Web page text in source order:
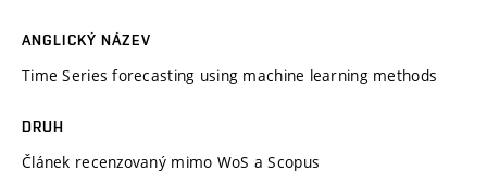
ANGLICKÝ NÁZEV
Time Series forecasting using machine learning methods
DRUH
Článek recenzovaný mimo WoS a Scopus